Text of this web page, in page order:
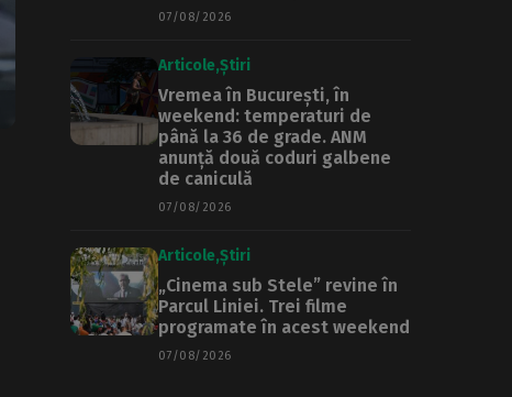
07/08/2026
Articole Știri
Vremea în București, în
weekend: temperaturi de
până la 36 de grade. ANM
anunță două coduri galbene
de caniculă
07/08/2026
Articole Știri
„Cinema sub Stele” revine în
Parcul Liniei. Trei filme
programate în acest weekend
07/08/2026